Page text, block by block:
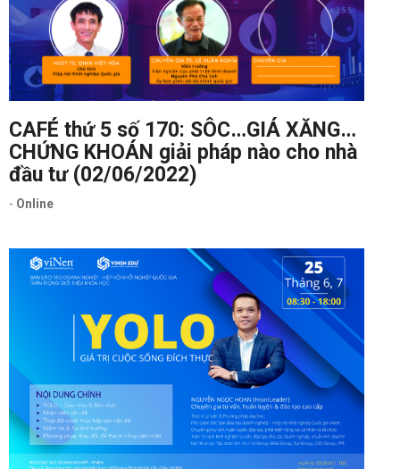
CAFÉ thứ 5 số 170: SÔC…GIÁ XĂNG…
CHỨNG KHOÁN giải pháp nào cho nhà
đầu tư (02/06/2022)
- Online